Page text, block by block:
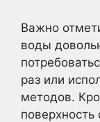
Важно
воды
раз или
методов.